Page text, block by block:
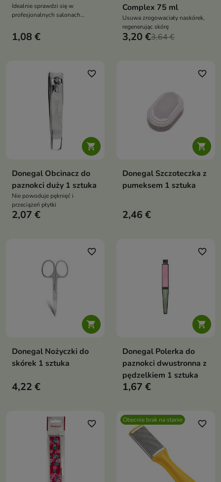
Idealnie sprawdzi się w
profesjonalnych salonach
domu
1,08 €
Complex 75 ml
Usuwa zrogowaciały naskórek,
regenerując skórę
3,20 €3,64 €

favorite_border
Donegal Obcinacz do
paznokci duży 1 sztuka
Nie powoduje pęknięć i
przeciążeń płytki
2,07 €

favorite_border
Donegal Szczoteczka z
pumeksem 1 sztuka
2,46 €

favorite_border
Donegal Nożyczki do
skórek 1 sztuka
4,22 €

favorite_border
Donegal Polerka do
paznokci dwustronna z
pędzelkiem 1 sztuka
1,67 €
favorite_border Obecnie brak na stanie favorite_border